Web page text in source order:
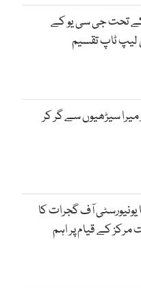
تحت جی سی یو کے
ٹاپ تقسیم
میرا سیڑھیوں سے گر کر
آف گجرات کا
کے قیام پر اہم